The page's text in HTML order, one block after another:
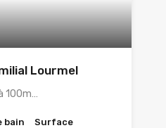
Lourmel
100m…
bain Surface